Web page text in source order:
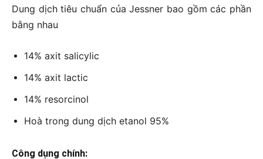
Dung dịch tiêu chuẩn của Jessner bao gồm các phần
bằng nhau
14% axit salicylic
14% axit lactic
14% resorcinol
Hoà trong dung dịch etanol 95%
Công dụng chính: